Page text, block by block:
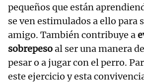
pequeños que están
se ven estimulados a ello para
amigo. También contribuye a
sobrepesoal ser una manera
pesar o a jugar con el perro.
este ejercicio y esta